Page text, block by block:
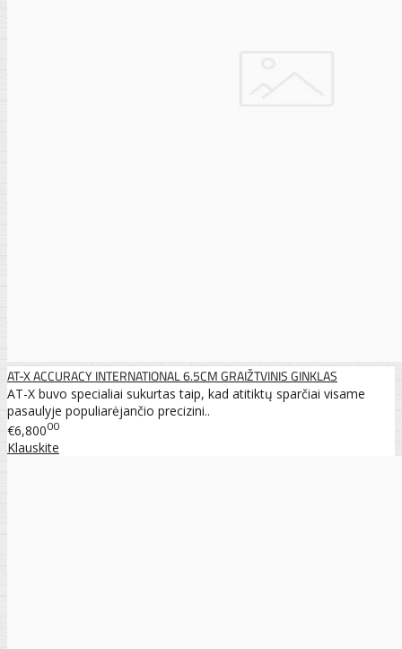
AT-X ACCURACY INTERNATIONAL 6.5CM GRAIŽTVINIS GINKLAS
AT-X buvo specialiai sukurtas taip, kad atitiktų sparčiai visame
pasaulyje populiarėjančio precizini..
€6,80000
Klauskite